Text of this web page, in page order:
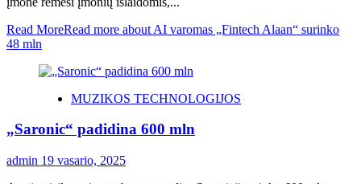
Read MoreRead more about AI varomas „Fintech Alaan“ surinko
48 mln
MUZIKOS TECHNOLOGIJOS
„Saronic“ padidina 600 mln
admin 19 vasario, 2025